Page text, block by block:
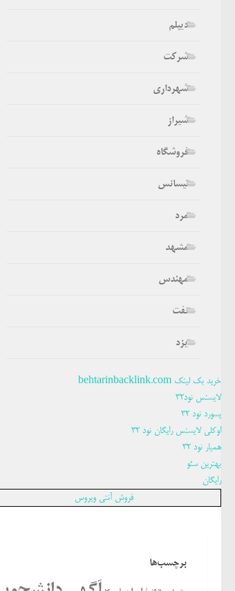
دیپلم
شرکت
شهرداری
شیراز
فروشگاه
لیسانس
مرد
مشهد
مهندس
نفت
یزد
خرید بک لینک behtarinbacklink.com
لایسنس نود32
پسورد نود 32
اوکلی لایسنس رایگان نود 32
همیار نود 32
بهترین سئو
رایگان
فروش آنتی ویروس
برچسب‌ها